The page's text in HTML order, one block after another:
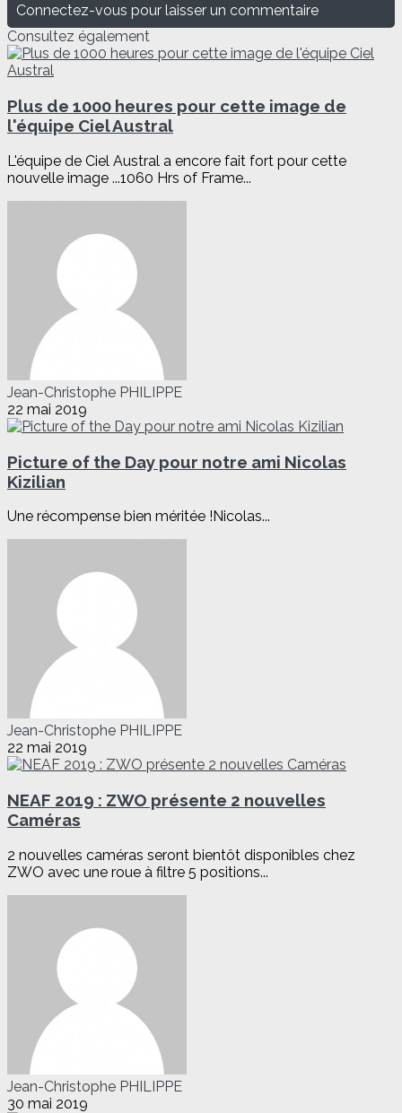
Connectez-vous pour laisser un commentaire
Consultez également
Plus de 1000 heures pour cette image de
l'équipe Ciel Austral
L'équipe de Ciel Austral a encore fait fort pour cette
nouvelle image ...1060 Hrs of Frame...
Jean-Christophe PHILIPPE
22 mai 2019
Picture of the Day pour notre ami Nicolas
Kizilian
Une récompense bien méritée !Nicolas...
Jean-Christophe PHILIPPE
22 mai 2019
NEAF 2019 : ZWO présente 2 nouvelles
Caméras
2 nouvelles caméras seront bientôt disponibles chez
ZWO avec une roue à filtre 5 positions...
Jean-Christophe PHILIPPE
30 mai 2019